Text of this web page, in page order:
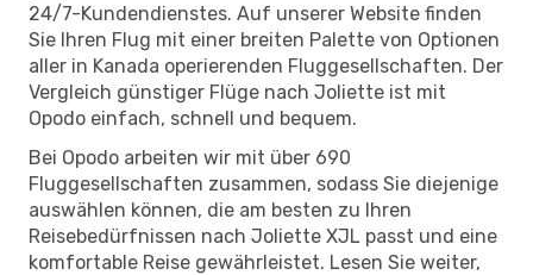
24/7-Kundendienstes. Auf unserer Website finden
Sie Ihren Flug mit einer breiten Palette von Optionen
aller in Kanada operierenden Fluggesellschaften. Der
Vergleich günstiger Flüge nach Joliette ist mit
Opodo einfach, schnell und bequem.
Bei Opodo arbeiten wir mit über 690
Fluggesellschaften zusammen, sodass Sie diejenige
auswählen können, die am besten zu Ihren
Reisebedürfnissen nach Joliette XJL passt und eine
komfortable Reise gewährleistet. Lesen Sie weiter,